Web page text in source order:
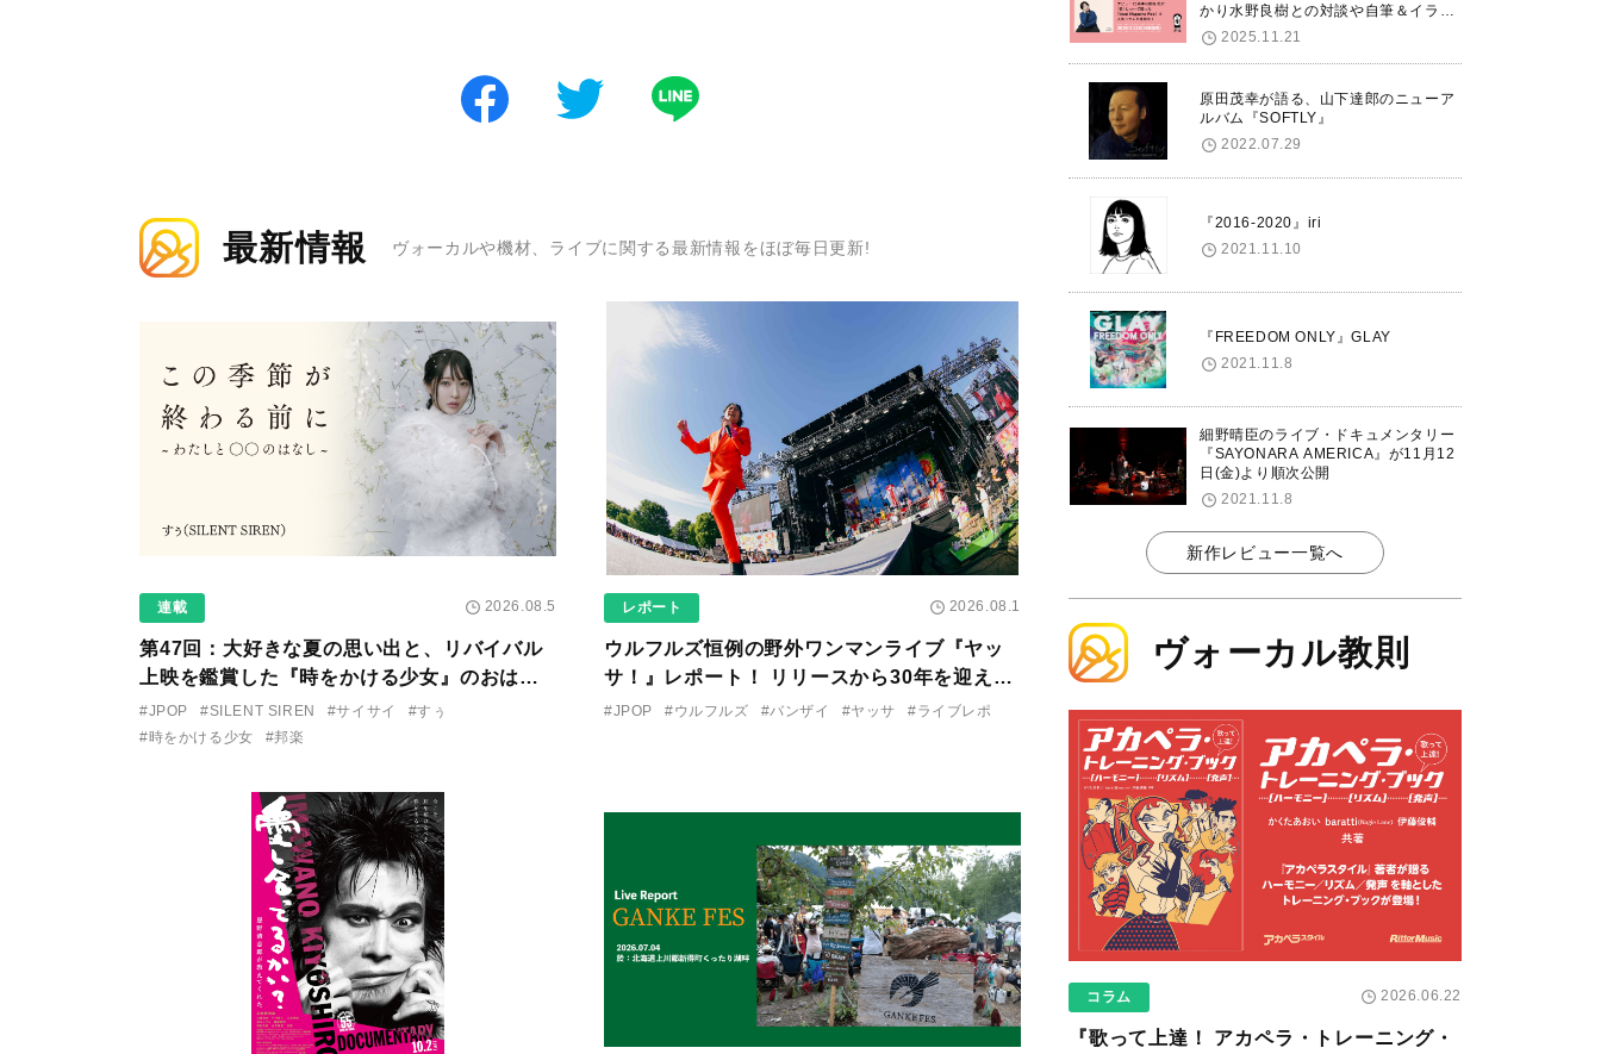
最新情報 ヴォーカルや機材、ライブに関する最新情報をほぼ毎日更新!
連載 2026.08.5
第47回：大好きな夏の思い出と、リバイバル
上映を鑑賞した『時をかける少女』のおはな
し 〜SILENT SIREN・すぅ『この季節が終わ
る前に〜わたしと〇〇のはなし〜』
#JPOP #SILENT SIREN #サイサイ
#すぅ
#時をかける少女
#邦楽
レポート 2026.08.1
ウルフルズ恒例の野外ワンマンライブ『ヤッ
サ！』レポート！ リリースから30年を迎えた
アルバム『バンザイ』完全再現に、大阪に集
#JPOP #ウルフルズ #バンザイ #ヤッサ #ライブレポ
かり水野良樹との対談や自筆＆イラス
トで綴る自分史も掲載。さらに自身の
誕生日12/18に渋谷で出版記念イベン
トを開催！
2025.11.21
原田茂幸が語る、山下達郎のニューア
ルバム『SOFTLY』
2022.07.29
『2016-2020』iri
2021.11.10
『FREEDOM ONLY』GLAY
2021.11.8
細野晴臣のライブ・ドキュメンタリー
『SAYONARA AMERICA』が11月12
日(金)より順次公開
2021.11.8
新作レビュー一覧へ
ヴォーカル教則
コラム 2026.06.22
『歌って上達！ アカペラ・トレーニング・